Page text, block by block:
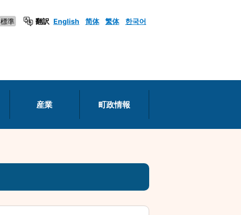
標準 翻訳 English 简体 繁体 한국어
産業 町政情報